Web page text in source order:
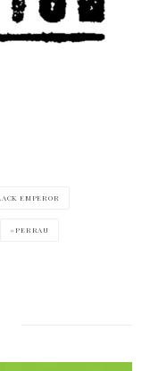
EMPEROR
PERRAU